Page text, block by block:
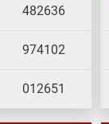
482636
974102
012651